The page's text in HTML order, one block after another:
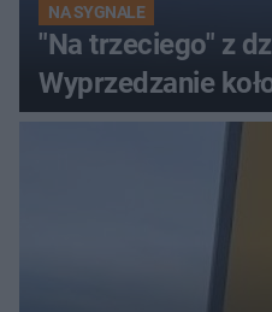
NA SYGNALE
"Na trzeciego" z
Wyprzedzanie